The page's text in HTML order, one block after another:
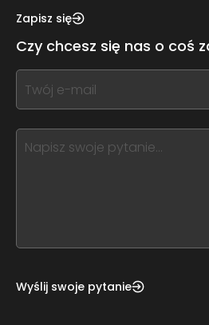
this,
this
form
field
blank
Zapisz się
Czy chcesz się nas o coś
If
you
this,
leave
Wyślij swoje pytanie